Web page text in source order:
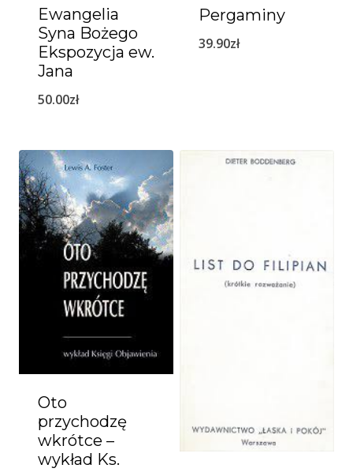
Ewangelia
Syna Bożego
Ekspozycja ew.
Jana
50.00zł
Pergaminy
39.90zł
Oto
przychodzę
wkrótce –
wykład Ks.